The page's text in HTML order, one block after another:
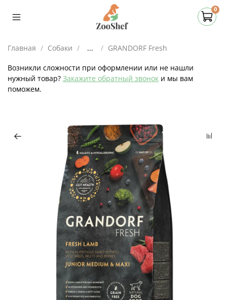
0
Главная Собаки ... GRANDORF Fresh
Возникли сложности при оформлении или не нашли
нужный товар? Закажите обратный звонок и мы вам
поможем.